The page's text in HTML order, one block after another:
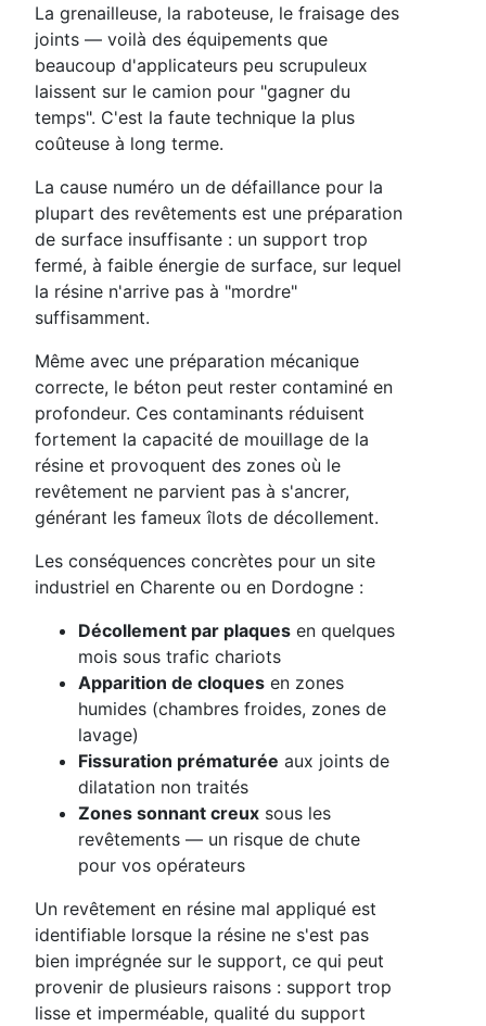
La grenailleuse, la raboteuse, le fraisage des
joints — voilà des équipements que
beaucoup d'applicateurs peu scrupuleux
laissent sur le camion pour "gagner du
temps". C'est la faute technique la plus
coûteuse à long terme.
La cause numéro un de défaillance pour la
plupart des revêtements est une préparation
de surface insuffisante : un support trop
fermé, à faible énergie de surface, sur lequel
la résine n'arrive pas à "mordre"
suffisamment.
Même avec une préparation mécanique
correcte, le béton peut rester contaminé en
profondeur. Ces contaminants réduisent
fortement la capacité de mouillage de la
résine et provoquent des zones où le
revêtement ne parvient pas à s'ancrer,
générant les fameux îlots de décollement.
Les conséquences concrètes pour un site
industriel en Charente ou en Dordogne :
Décollement par plaques en quelques
mois sous trafic chariots
Apparition de cloques en zones
humides (chambres froides, zones de
lavage)
Fissuration prématurée aux joints de
dilatation non traités
Zones sonnant creux sous les
revêtements — un risque de chute
pour vos opérateurs
Un revêtement en résine mal appliqué est
identifiable lorsque la résine ne s'est pas
bien imprégnée sur le support, ce qui peut
provenir de plusieurs raisons : support trop
lisse et imperméable, qualité du support